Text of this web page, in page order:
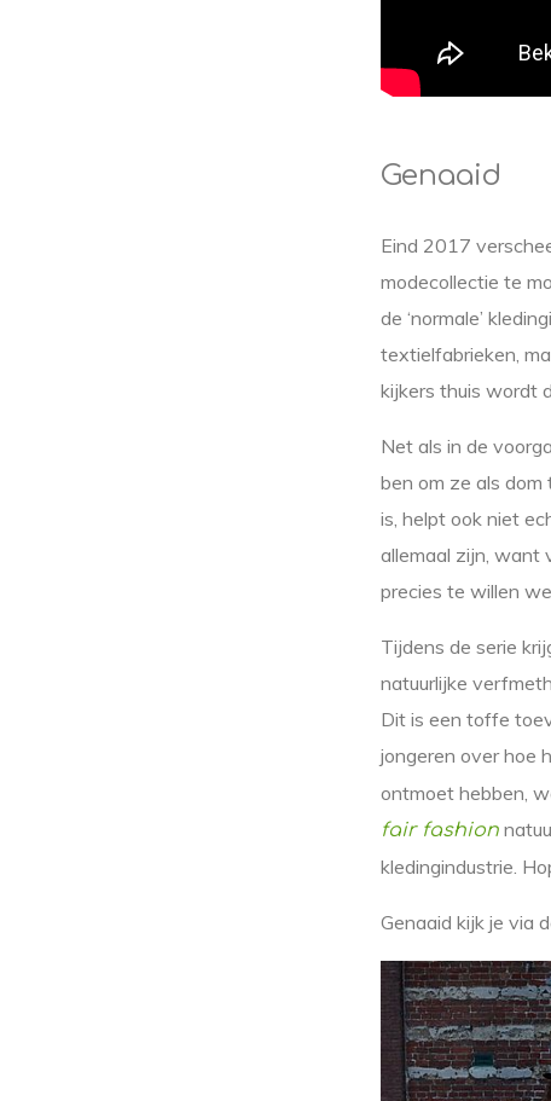
Genaaid
Eind 2017
modecollectie te
de ‘normale’
textielfabrieken,
kijkers thuis wordt
Net als in de
ben om ze als
is, helpt ook niet
allemaal zijn, want
precies te willen
Tijdens de serie
natuurlijke
Dit is een toffe
jongeren over hoe
ontmoet hebben,
fair fashion
kledingindustrie.
Genaaid kijk je via